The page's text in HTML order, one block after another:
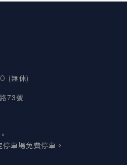
(無休)
73號
車場免費停車。